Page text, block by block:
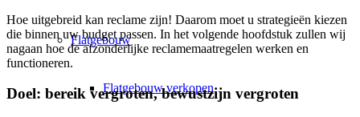
Flatgebouw
Flatgebouw verkopen
Hoe uitgebreid kan reclame zijn! Daarom moet u strategieën kiezen
die binnen uw budget passen. In het volgende hoofdstuk zullen wij
nagaan hoe de afzonderlijke reclamemaatregelen werken en
functioneren.
Doel: bereik vergroten, bewustzijn vergroten